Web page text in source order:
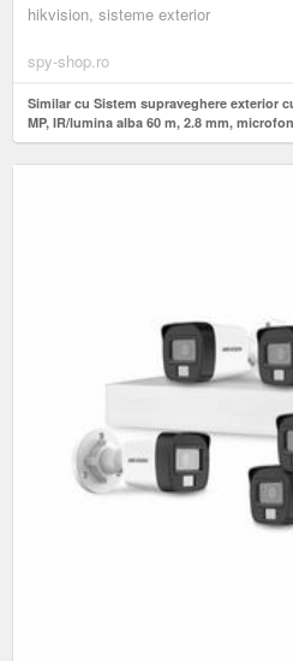
hikvision, sisteme exterior
spy-shop.ro
Similar cu Sistem supraveghere exterior
MP, IR/lumina alba 60 m, 2.8 mm, microfon